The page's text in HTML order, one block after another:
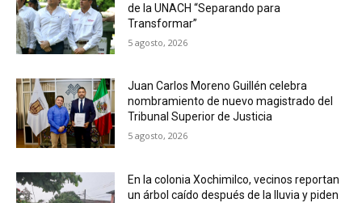
de la UNACH “Separando para
Transformar”
5 agosto, 2026
Juan Carlos Moreno Guillén celebra
nombramiento de nuevo magistrado del
Tribunal Superior de Justicia
5 agosto, 2026
En la colonia Xochimilco, vecinos reportan
un árbol caído después de la lluvia y piden